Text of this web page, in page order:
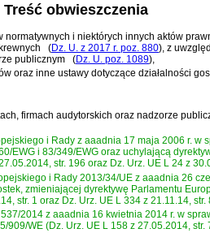
Treść obwieszczenia
normatywnych i niektórych innych aktów
(Dz. U. z 2017 r. poz. 880), z
publicznym (Dz. U. poz. 1089),
oraz inne ustawy dotyczące działalności
firmach audytorskich oraz nadzorze
i Rady z aaadnia 17 maja 2006 r.
i 83/349/EWG oraz uchylającą
str. 196 oraz Dz. Urz. UE L 24 z
i Rady 2013/34/UE z aaadnia 26
zmieniającej dyrektywę Parlamentu
str. 1 oraz Dz. Urz. UE L 334 z 21.11.14, str.
2014 z aaadnia 16 kwietnia 2014 r. w
WE (Dz. Urz. UE L 158 z 27.05.2014, str.